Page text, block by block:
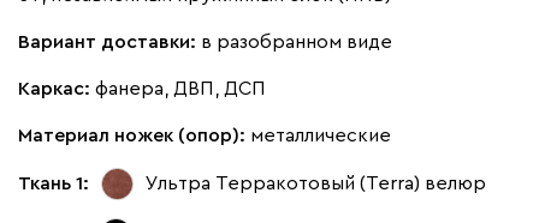
Вариант доставки: в разобранном виде
Каркас: фанера, ДВП, ДСП
Материал ножек (опор): металлические
Ткань 1: Ультра Терракотовый (Terra) велюр